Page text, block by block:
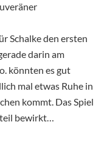
Schalke den ersten
darin am
könnten es gut
mal etwas Ruhe in
kommt. Das Spiel
bewirkt…